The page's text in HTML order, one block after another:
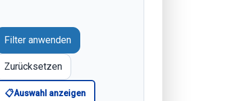
Filter anwenden
Zurücksetzen
📋Auswahl anzeigen